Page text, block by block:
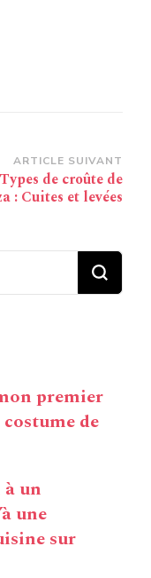
ARTICLE SUIVANT
Types de croûte de
: Cuites et levées
premier
de
un
une
sur